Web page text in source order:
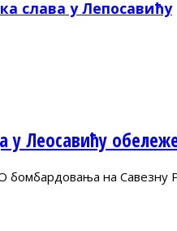
слава у Лепосавићу
у Леосавићу
на Савезну